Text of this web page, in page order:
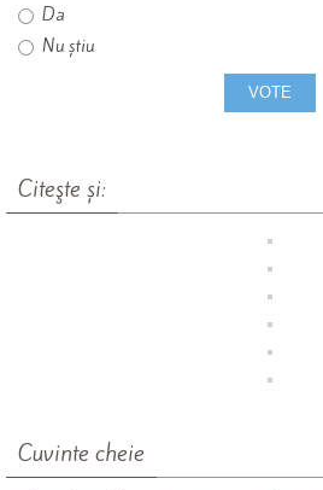
Da
Nu știu
Citeşte și:
Cuvinte cheie